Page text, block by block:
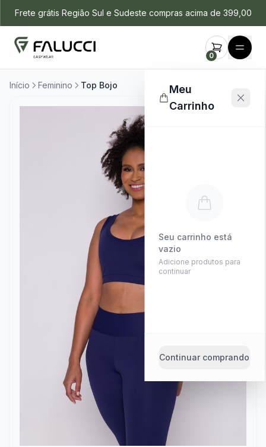
Frete grátis Região Sul e Sudeste compras acima de 399,00
0
Meu
Carrinho
Seu carrinho está
vazio
Adicione produtos para
continuar
Continuar comprando
Início Feminino Top Bojo